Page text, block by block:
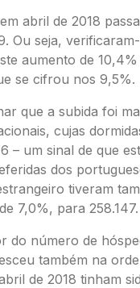
abril de 2018
Ou seja,
aumento de
se cifrou nos 9,5%.
que a subida foi
cujas
– um sinal de que
dos
tiveram
7,0%, para 258.147.
do número de
também na
de 2018 tinham